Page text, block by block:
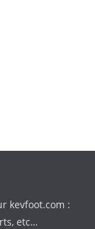
kevfoot.com :
etc…